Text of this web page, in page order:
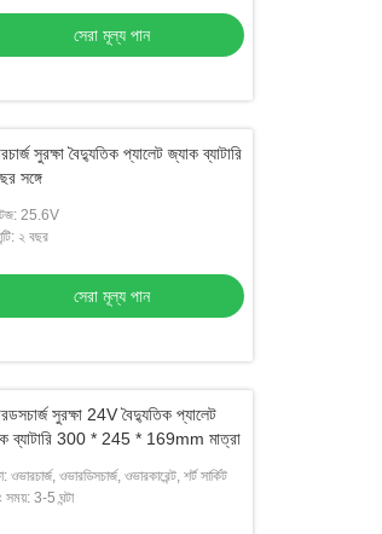
সেরা মূল্য পান
সুরক্ষা বৈদ্যুতিক প্যালেট জ্যাক ব্যাটারি
সঙ্গে
25.6V
২ বছর
সেরা মূল্য পান
সুরক্ষা 24V বৈদ্যুতিক প্যালেট
ব্যাটারি 300 * 245 * 169mm মাত্রা
ওভারচার্জ, ওভারডিসচার্জ, ওভারকারেন্ট, শর্ট সার্কিট
সময়: 3-5 ঘন্টা